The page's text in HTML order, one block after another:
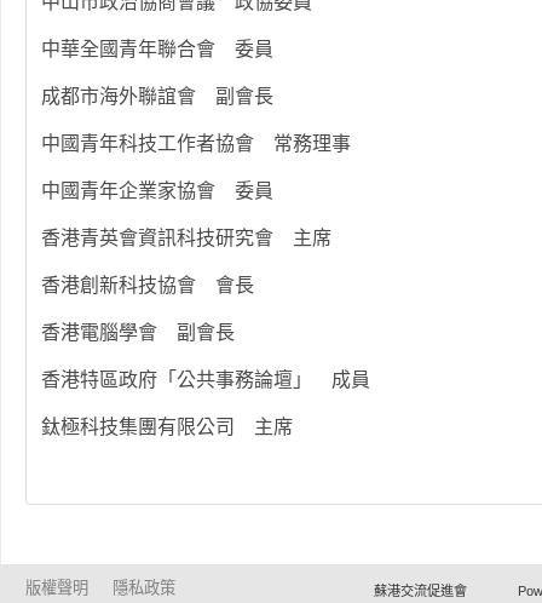
中華全國青年聯合會 委員
成都市海外聯誼會 副會長
中國青年科技工作者協會 常務理事
中國青年企業家協會 委員
香港青英會資訊科技研究會 主席
香港創新科技協會 會長
香港電腦學會 副會長
香港特區政府「公共事務論壇」 成員
鈦極科技集團有限公司 主席
版權聲明 隱私政策 蘇港交流促進會